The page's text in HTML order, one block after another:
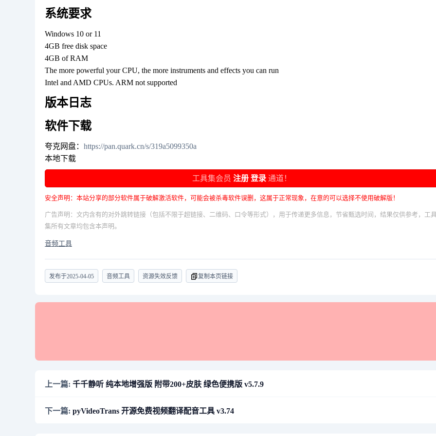
系统要求
Windows 10 or 11
4GB free disk space
4GB of RAM
The more powerful your CPU, the more instruments and effects you can run
Intel and AMD CPUs. ARM not supported
版本日志
软件下载
夸克网盘： https://pan.quark.cn/s/319a5099350a
本地下载
工具集会员 注册 登录 通道！
安全声明：本站分享的部分软件属于破解激活软件，可能会被杀毒软件误删，这属于正常现象，在意的可以选择不使用破解版！
广告声明：文内含有的对外跳转链接（包括不限于超链接、二维码、口令等形式），用于传递更多信息，节省甄选时间，结果仅供参考，工
集所有文章均包含本声明。
音频工具
发布于2025-04-05 音频工具 资源失效反馈 复制本页链接
上一篇: 千千静听 纯本地增强版 附带200+皮肤 绿色便携版 v5.7.9
下一篇: pyVideoTrans 开源免费视频翻译配音工具 v3.74